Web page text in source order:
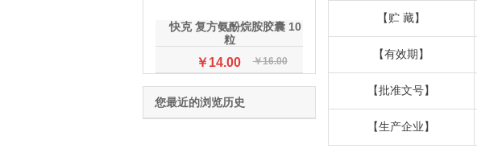
快克 复方氨酚烷胺胶囊 10
粒
￥14.00 ￥16.00
您最近的浏览历史
【贮 藏】
【有效期】
【批准文号】
【生产企业】